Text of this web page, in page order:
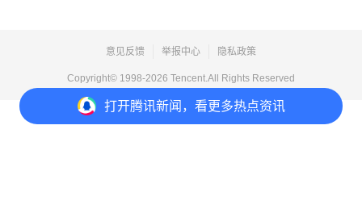
打开腾讯新闻，看更多热点资讯
意见反馈 举报中心 隐私政策
Copyright© 1998-2026 Tencent.All Rights Reserved